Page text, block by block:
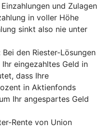
und Zulagen
in voller Höhe
sinkt also nie unter
den Riester-Lösungen
eingezahltes Geld in
dass Ihre
in Aktienfonds
Ihr angespartes Geld
Rente von Union